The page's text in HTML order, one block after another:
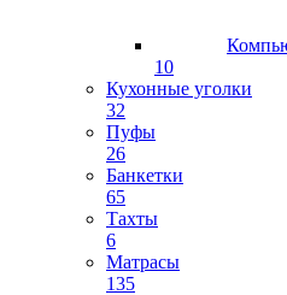
10
Кухонные уголки
32
Пуфы
26
Банкетки
65
Тахты
6
Матрасы
135